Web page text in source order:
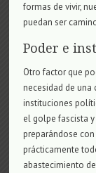
formas de vivir,
puedan ser
Poder e
Otro factor que
necesidad de
instituciones
el golpe fascista
preparándose
prácticamente
abastecimiento